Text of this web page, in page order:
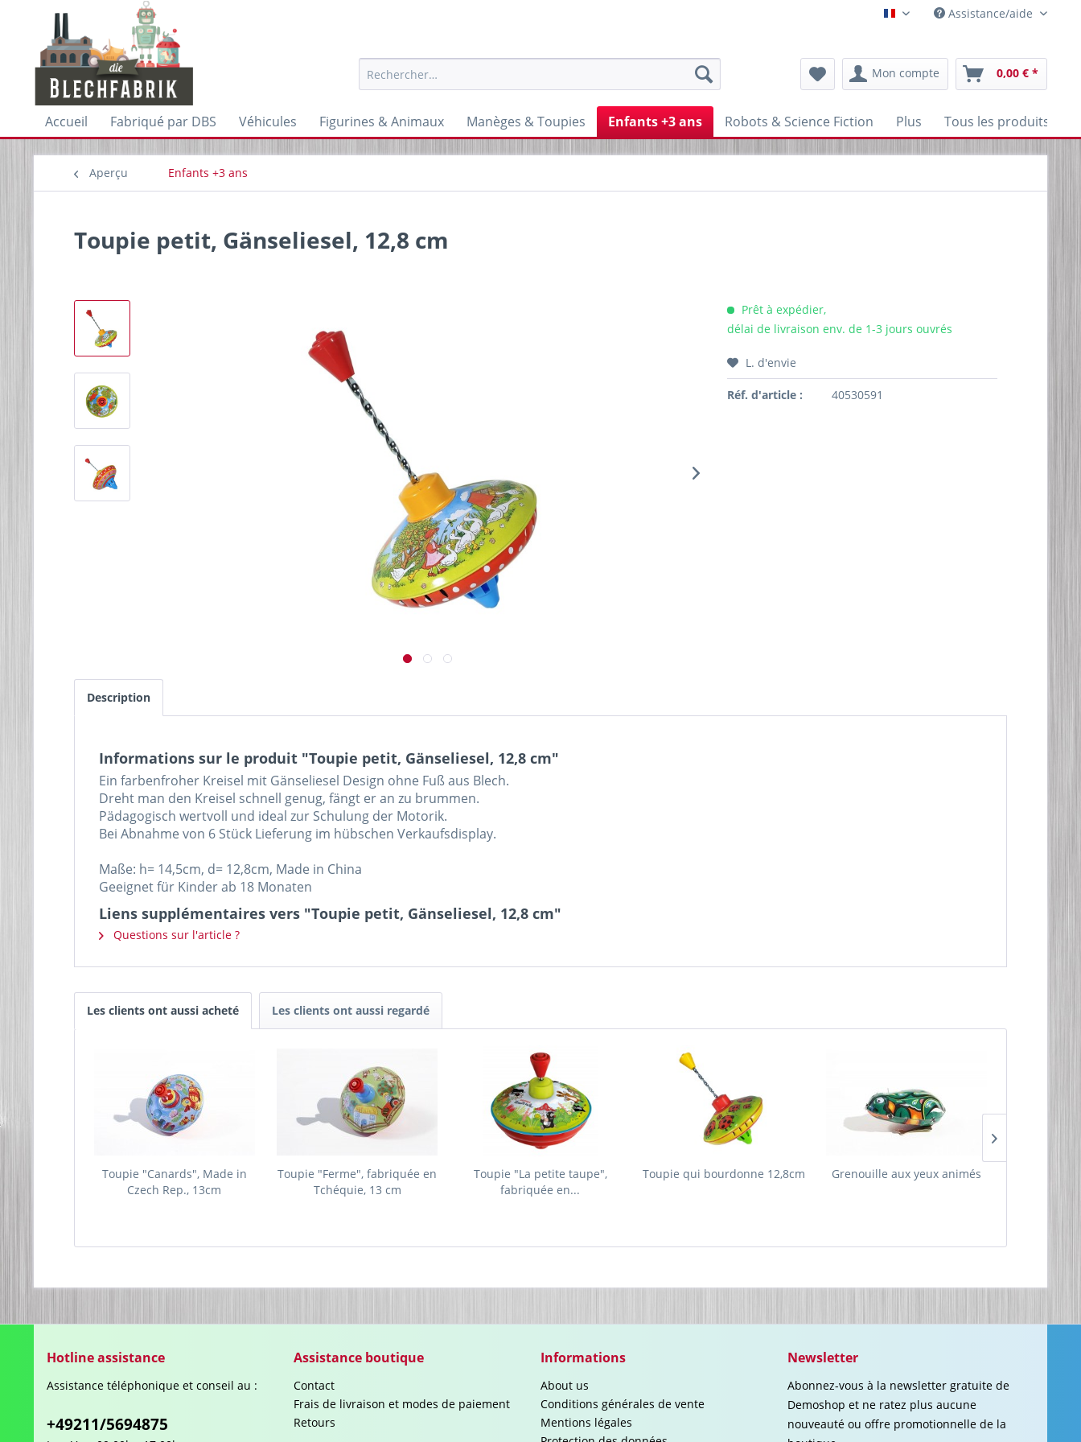
FranzoesischAssistance/aide
Mon compte 0,00 € *
Accueil Fabriqué par DBS Véhicules Figurines & Animaux Manèges & Toupies Enfants +3 ans Robots & Science Fiction Plus Tous les produits
Aperçu Enfants +3 ans
Toupie petit, Gänseliesel, 12,8 cm
Prêt à expédier,
délai de livraison env. de 1-3 jours ouvrés
L. d'envie
Réf. d'article : 40530591
Description
Informations sur le produit "Toupie petit, Gänseliesel, 12,8 cm"
Ein farbenfroher Kreisel mit Gänseliesel Design ohne Fuß aus Blech.
Dreht man den Kreisel schnell genug, fängt er an zu brummen.
Pädagogisch wertvoll und ideal zur Schulung der Motorik.
Bei Abnahme von 6 Stück Lieferung im hübschen Verkaufsdisplay.
Maße: h= 14,5cm, d= 12,8cm, Made in China
Geeignet für Kinder ab 18 Monaten
Liens supplémentaires vers "Toupie petit, Gänseliesel, 12,8 cm"
Questions sur l'article ?
Les clients ont aussi acheté Les clients ont aussi regardé
Toupie "Canards", Made in
Czech Rep., 13cm
Toupie "Ferme", fabriquée en
Tchéquie, 13 cm
Toupie "La petite taupe",
fabriquée en...
Toupie qui bourdonne 12,8cm Grenouille aux yeux animés
Hotline assistance
Assistance téléphonique et conseil au :
+49211/5694875
Assistance boutique
Contact
Frais de livraison et modes de paiement
Retours
Informations
About us
Conditions générales de vente
Mentions légales
Newsletter
Abonnez-vous à la newsletter gratuite de
Demoshop et ne ratez plus aucune
nouveauté ou offre promotionnelle de la